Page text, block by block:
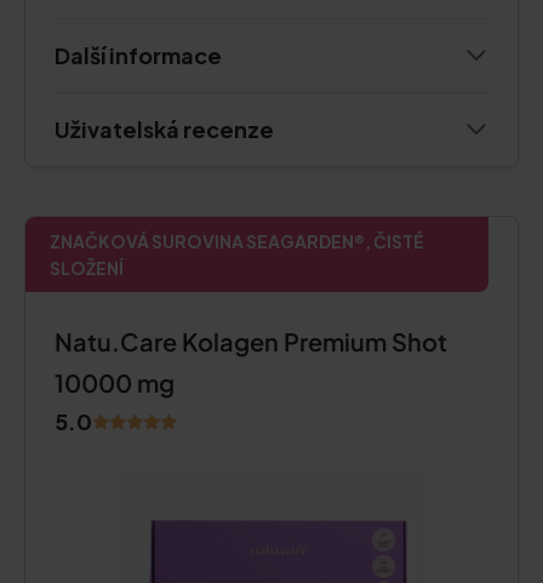
Další informace
Uživatelská recenze
ZNAČKOVÁ SUROVINA SEAGARDEN®, ČISTÉ
SLOŽENÍ
Natu.Care Kolagen Premium Shot
10000 mg
5.0